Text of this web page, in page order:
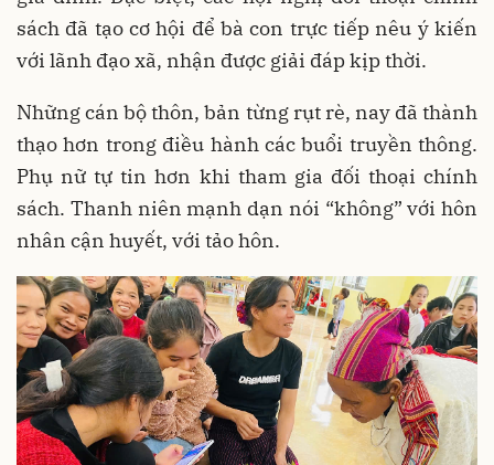
sách đã tạo cơ hội để bà con trực tiếp nêu ý kiến
với lãnh đạo xã, nhận được giải đáp kịp thời.
Những cán bộ thôn, bản từng rụt rè, nay đã thành
thạo hơn trong điều hành các buổi truyền thông.
Phụ nữ tự tin hơn khi tham gia đối thoại chính
sách. Thanh niên mạnh dạn nói “không” với hôn
nhân cận huyết, với tảo hôn.